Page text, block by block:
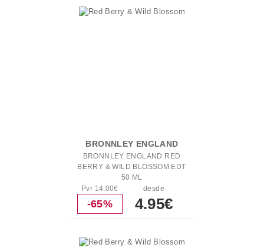
BRONNLEY ENGLAND
BRONNLEY ENGLAND RED
BERRY & WILD BLOSSOM EDT
50 ML
Pvr 14.00€
-65%
desde
4.95€